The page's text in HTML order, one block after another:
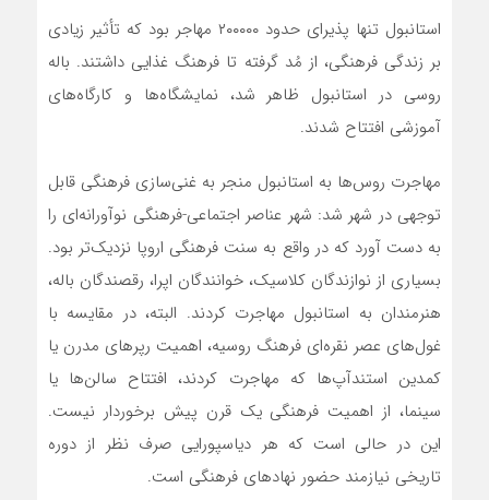
استانبول تنها پذیرای حدود ۲۰۰۰۰۰ مهاجر بود که تأثیر زیادی
بر زندگی فرهنگی، از مُد گرفته تا فرهنگ غذایی داشتند. باله
روسی در استانبول ظاهر شد، نمایشگاه‌ها و کارگاه‌های
آموزشی افتتاح شدند.
مهاجرت روس‌ها به استانبول منجر به غنی‌سازی فرهنگی قابل
توجهی در شهر شد: شهر عناصر اجتماعی-فرهنگی نوآورانه‌ای را
به دست آورد که در واقع به سنت فرهنگی اروپا نزدیک‌تر بود.
بسیاری از نوازندگان کلاسیک، خوانندگان اپرا، رقصندگان باله،
هنرمندان به استانبول مهاجرت کردند. البته، در مقایسه با
غول‌های عصر نقره‌ای فرهنگ روسیه، اهمیت رپرهای مدرن یا
کمدین استندآپ‌ها که مهاجرت کردند، افتتاح سالن‌ها یا
سینما، از اهمیت فرهنگی یک قرن پیش برخوردار نیست.
این در حالی است که هر دیاسپورایی صرف نظر از دوره
تاریخی نیازمند حضور نهادهای فرهنگی است.